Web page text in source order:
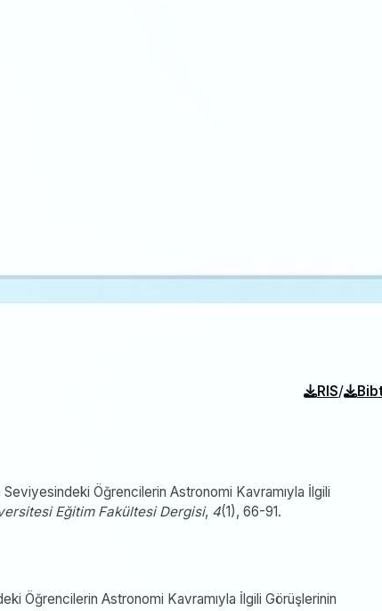
RIS/
Seviyesindeki Öğrencilerin Astronomi Kavramıyla İlgili
Eğitim Fakültesi Dergisi, 4(1), 66-91.
Öğrencilerin Astronomi Kavramıyla İlgili Görüşlerinin